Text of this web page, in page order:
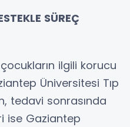
SÜREÇ
ilgili korucu
Üniversitesi Tıp
tedavi sonrasında
ise Gaziantep